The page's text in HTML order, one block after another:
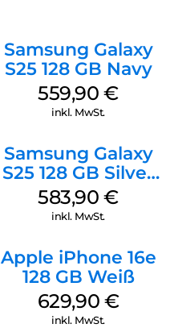
Samsung Galaxy
S25 128 GB Navy
559,90€
inkl. MwSt.
Samsung Galaxy
S25 128 GB Silver
Shadow
583,90€
inkl. MwSt.
Apple iPhone 16e
128 GB Weiß
629,90 €
inkl. MwSt.